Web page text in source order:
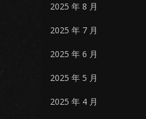
2025 年 8 月
2025 年 7 月
2025 年 6 月
2025 年 5 月
2025 年 4 月